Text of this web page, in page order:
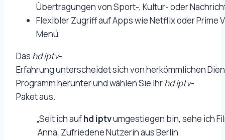
Übertragungen von Sport-, Kultur- oder
Flexibler Zugriff auf Apps wie Netflix oder Prime
Menü
Das hd iptv-
Erfahrung unterscheidet sich von herkömmlichen
Programm herunter und wählen Sie Ihrhd iptv-
Paket aus.
„Seit ich aufhd iptvumgestiegen bin, sehe ich
Anna, Zufriedene Nutzerin aus Berlin